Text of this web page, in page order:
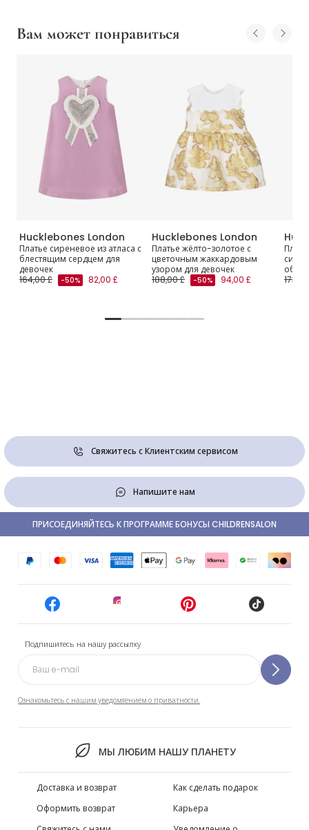
Вам может понравиться
Hucklebones London
Платье сиреневое из атласа с
блестящим сердцем для
девочек
164,00 £
-50% 82,00 £
Hucklebones London
Платье жёлто-золотое с
цветочным жаккардовым
узором для девочек
188,00 £
-50% 94,00 £
Свяжитесь с Клиентским сервисом
Напишите нам
Подпишитесь на нашу рассылку
Ознакомьтесь с нашим уведомлением о приватности.
МЫ ЛЮБИМ НАШУ ПЛАНЕТУ
ПРИСОЕДИНЯЙТЕСЬ К ПРОГРАММЕ БОНУСЫ CHILDRENSALON
Доставка и возврат
Оформить возврат
Как сделать подарок
Карьера